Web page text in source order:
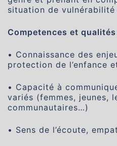
situation de vulnérabilité
Competences et
• Connaissance des
protection de l’enfance
• Capacité à
variés (femmes, jeunes,
communautaires…)
• Sens de l’écoute,